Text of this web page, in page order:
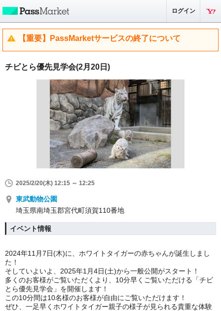
ログイン
【重要】PassMarketサービスの終了について
チビとら優先見学会(2月20日)
2025/2/20(木) 12:15 ～ 12:25
東武動物公園
埼玉県南埼玉郡宮代町須賀110番地
イベント情報
2024年11月7日(木)に、ホワイトタイガーの赤ちゃんが誕生しまし
た！
そしていよいよ、2025年1月4日(土)から一般公開がスタート！
多くのお客様がご覧いただくより、10分早くご覧いただける「チビ
とら優先見学会」を開催します！
この10分間は10名様のお客様が自由にご覧いただけます！
ぜひ、一足早くホワイトタイガー親子の様子が見られる貴重な体験